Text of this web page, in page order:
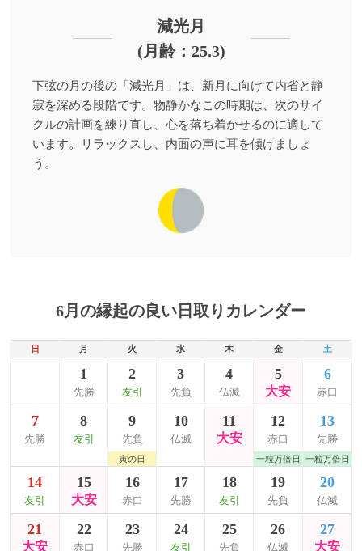
減光月
(月齢：25.3)
下弦の月の後の「減光月」は、新月に向けて内省と静
寂を深める段階です。物静かなこの時期は、次のサイ
クルの計画を練り直し、心を落ち着かせるのに適して
います。リラックスし、内面の声に耳を傾けましょ
う。
6月の縁起の良い日取りカレンダー
日 月 火 水 木 金 土
1
先勝
2
友引
3
先負
4
仏滅
5
大安
6
赤口
7
先勝
8
友引
9
先負
寅の日
10
仏滅
11
大安
12
赤口
一粒万倍日
13
先勝
一粒万倍日
14
友引
15
大安
16
赤口
17
先勝
18
友引
19
先負
20
仏滅
21
大安
22
赤口
23
先勝
24
友引
25
先負
26
仏滅
27
大安